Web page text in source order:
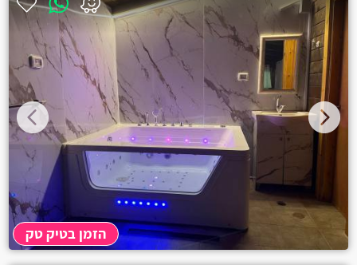
הזמן בטיק טק